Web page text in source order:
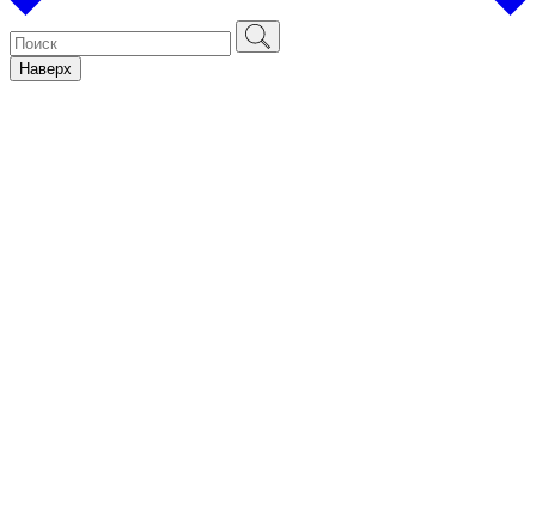
Наверх